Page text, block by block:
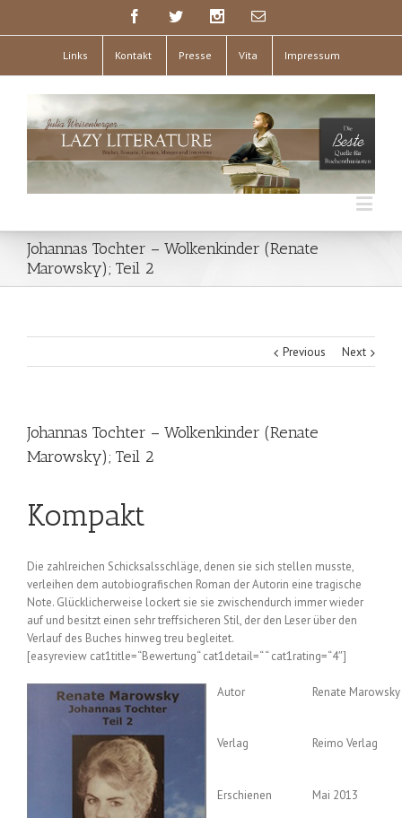
Links Kontakt Presse Vita Impressum
Johannas Tochter – Wolkenkinder (Renate
Marowsky); Teil 2
Previous Next
Johannas Tochter – Wolkenkinder (Renate
Marowsky); Teil 2
Kompakt
Die zahlreichen Schicksalsschläge, denen sie sich stellen musste,
verleihen dem autobiografischen Roman der Autorin eine tragische
Note. Glücklicherweise lockert sie sie zwischendurch immer wieder
auf und besitzt einen sehr treffsicheren Stil, der den Leser über den
Verlauf des Buches hinweg treu begleitet.
[easyreview cat1title=“Bewertung“ cat1detail=“ “ cat1rating=“4″]
Autor Renate Marowsky
Verlag Reimo Verlag
Erschienen Mai 2013